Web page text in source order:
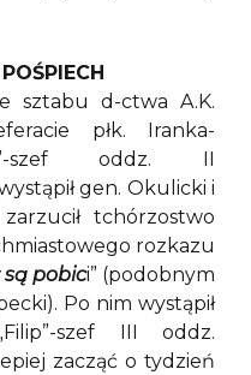
sztabu d-ctwa A.K.
płk. Iranka-
szef oddz. II
gen. Okulicki i
tchórzostwo
rozkazu
pobici” (podobnym
Po nim wystąpił
szef III oddz.
zacząć o tydzień